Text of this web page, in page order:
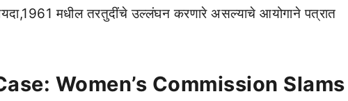
मधील तरतुदींचे उल्लंघन करणारे असल्याचे आयोगाने पत्रात
Women’s Commission Slams